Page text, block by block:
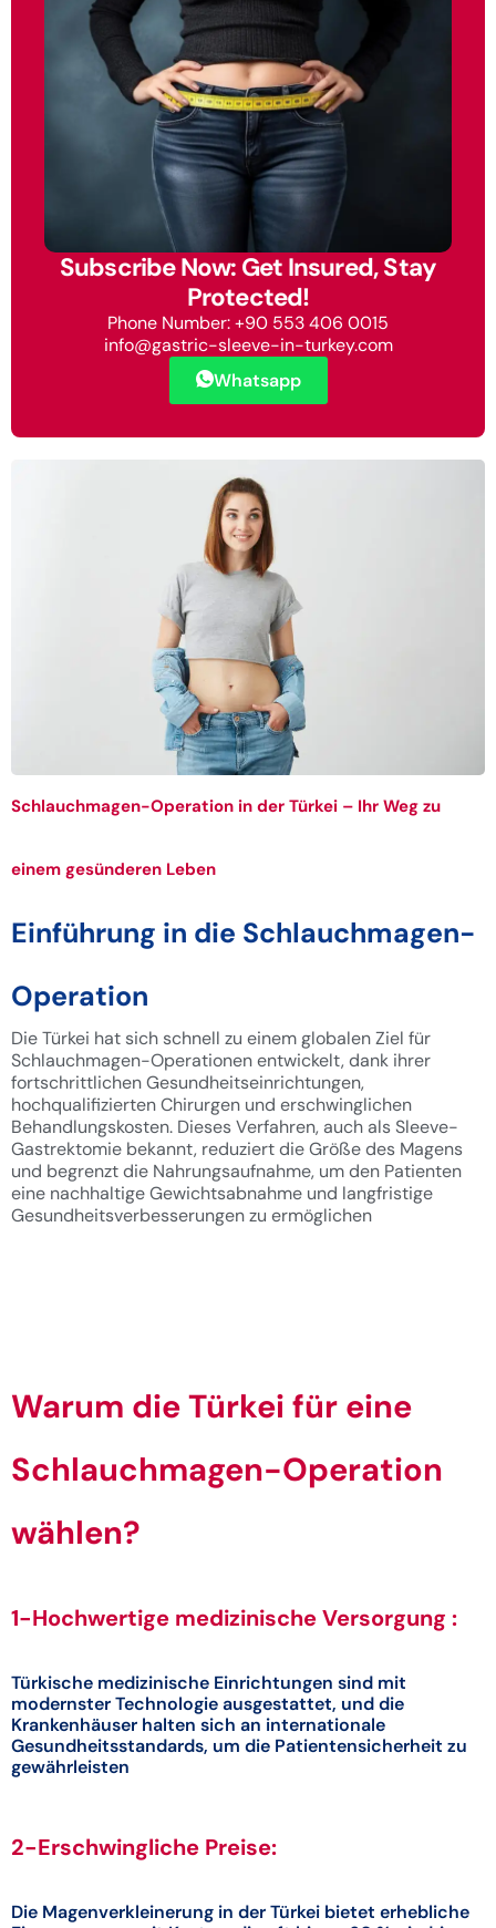
Subscribe Now: Get Insured, Stay
Protected!
Phone Number: +90 553 406 0015
info@gastric-sleeve-in-turkey.com
Whatsapp
Schlauchmagen-Operation in der Türkei – Ihr Weg zu
einem gesünderen Leben
Einführung in die Schlauchmagen-
Operation
Die Türkei hat sich schnell zu einem globalen Ziel für
Schlauchmagen-Operationen entwickelt, dank ihrer
fortschrittlichen Gesundheitseinrichtungen,
hochqualifizierten Chirurgen und erschwinglichen
Behandlungskosten. Dieses Verfahren, auch als Sleeve-
Gastrektomie bekannt, reduziert die Größe des Magens
und begrenzt die Nahrungsaufnahme, um den Patienten
eine nachhaltige Gewichtsabnahme und langfristige
Gesundheitsverbesserungen zu ermöglichen
Warum die Türkei für eine
Schlauchmagen-Operation
wählen?
1-Hochwertige medizinische Versorgung :
Türkische medizinische Einrichtungen sind mit
modernster Technologie ausgestattet, und die
Krankenhäuser halten sich an internationale
Gesundheitsstandards, um die Patientensicherheit zu
gewährleisten
2-Erschwingliche Preise:
Die Magenverkleinerung in der Türkei bietet erhebliche